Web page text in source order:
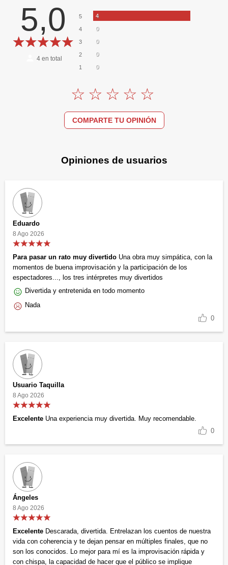
5,0
4en total
5 4
4 0
3 0
2 0
1 0
COMPARTE TU OPINIÓN
Opiniones de usuarios
Eduardo
8 Ago 2026
Para pasar un rato muy divertido Una obra muy simpática, con la
momentos de buena improvisación y la participación de los
espectadores..., los tres intérpretes muy divertidos
Divertida y entretenida en todo momento
Nada
0
Usuario Taquilla
8 Ago 2026
Excelente Una experiencia muy divertida. Muy recomendable.
0
Ángeles
8 Ago 2026
Excelente Descarada, divertida. Entrelazan los cuentos de nuestra
vida con coherencia y te dejan pensar en múltiples finales, que no
son los conocidos. Lo mejor para mí es la improvisación rápida y
con chispa, la capacidad de hacer que el público se implique